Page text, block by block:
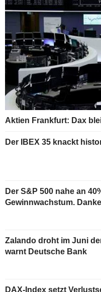
Aktien Frankfurt: Dax
Der IBEX 35 knackt
Der S&P 500 nahe an
Gewinnwachstum.
Zalando droht im Juni
warnt Deutsche Bank
DAX-Index setzt